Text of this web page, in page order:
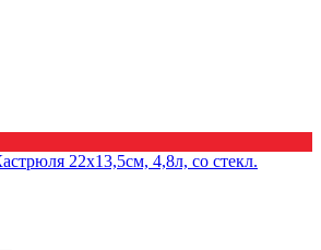
22х13,5см, 4,8л, со стекл.